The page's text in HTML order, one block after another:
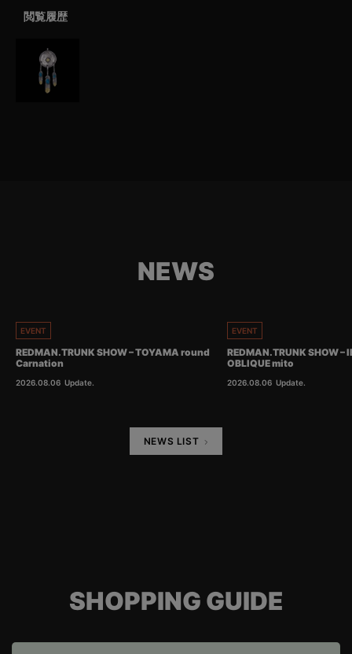
閲覧履歴
NEWS
EVENT
REDMAN.TRUNK SHOW – TOYAMA round
Carnation
2026.08.06 Update.
EVENT
REDMAN.TRUNK SHOW
OBLIQUE mito
2026.08.06 Update.
NEWS LIST
SHOPPING GUIDE